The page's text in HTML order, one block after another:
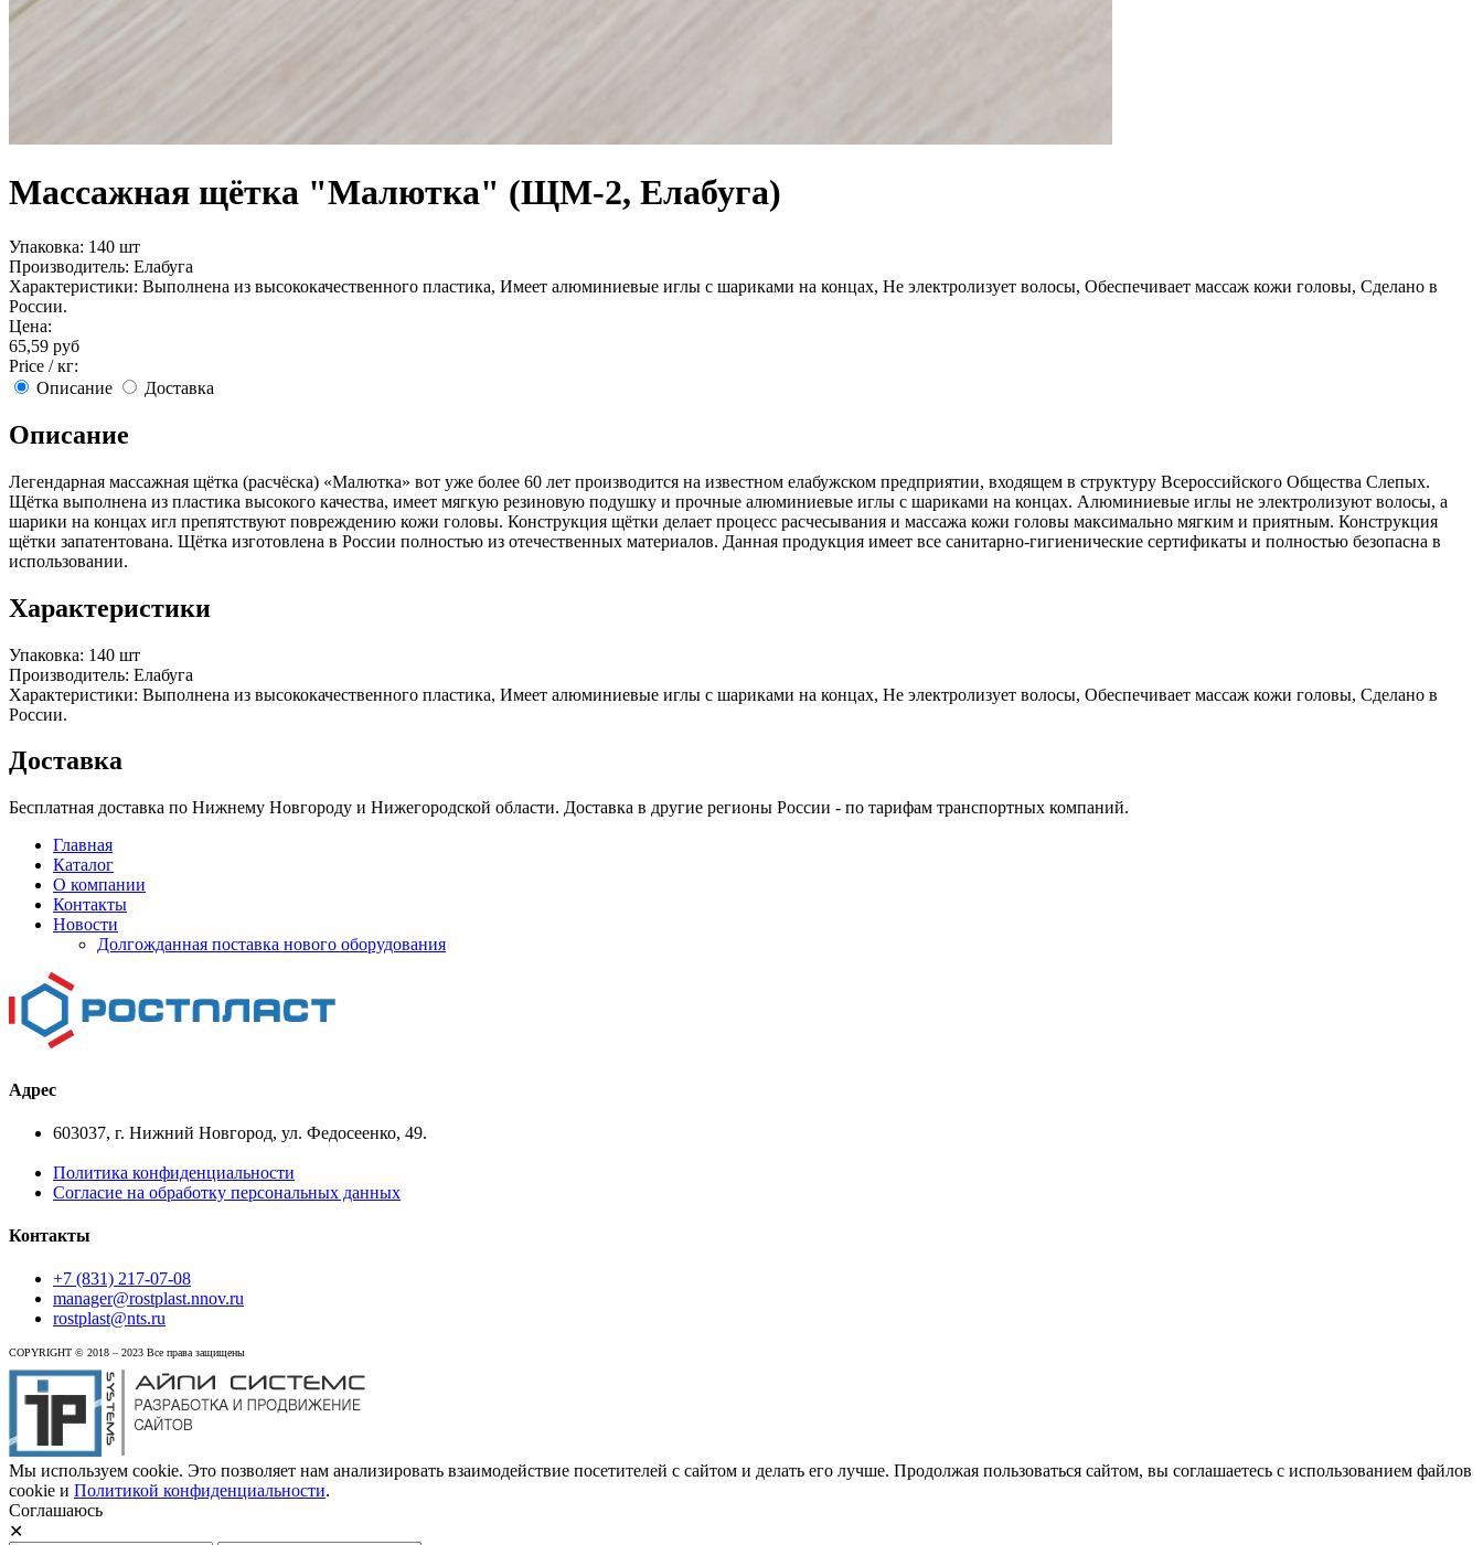
Массажная щётка "Малютка" (ЩМ-2, Елабуга)
Упаковка: 140 шт
Производитель: Елабуга
Xарактеристики: Выполнена из высококачественного пластика, Имеет алюминиевые иглы с шариками на концах, Не электролизует волосы, Обеспечивает массаж кожи головы, Сделано в
России.
Цена:
65,59 руб
Price / кг:
Описание
Доставка
Описание
Легендарная массажная щётка (расчёска) «Малютка» вот уже более 60 лет производится на известном елабужском предприятии, входящем в структуру Всероссийского Общества Слепых.
Щётка выполнена из пластика высокого качества, имеет мягкую резиновую подушку и прочные алюминиевые иглы с шариками на концах. Алюминиевые иглы не электролизуют волосы, а
шарики на концах игл препятствуют повреждению кожи головы. Конструкция щётки делает процесс расчесывания и массажа кожи головы максимально мягким и приятным. Конструкция
щётки запатентована. Щётка изготовлена в России полностью из отечественных материалов. Данная продукция имеет все санитарно-гигиенические сертификаты и полностью безопасна в
использовании.
Характеристики
Упаковка: 140 шт
Производитель: Елабуга
Xарактеристики: Выполнена из высококачественного пластика, Имеет алюминиевые иглы с шариками на концах, Не электролизует волосы, Обеспечивает массаж кожи головы, Сделано в
России.
Доставка
Бесплатная доставка по Нижнему Новгороду и Нижегородской области. Доставка в другие регионы России - по тарифам транспортных компаний.
Главная
Каталог
О компании
Контакты
Новости
Долгожданная поставка нового оборудования
Адрес
603037, г. Нижний Новгород, ул. Федосеенко, 49.
Политика конфиденциальности
Cогласие на обработку персональных данных
Контакты
+7 (831) 217-07-08
manager@rostplast.nnov.ru
rostplast@nts.ru
COPYRIGHT © 2018 – 2023 Все права защищены
Мы используем cookie. Это позволяет нам анализировать взаимодействие посетителей с сайтом и делать его лучше. Продолжая пользоваться сайтом, вы соглашаетесь с использованием файлов
cookie и Политикой конфиденциальности.
Соглашаюсь
✕